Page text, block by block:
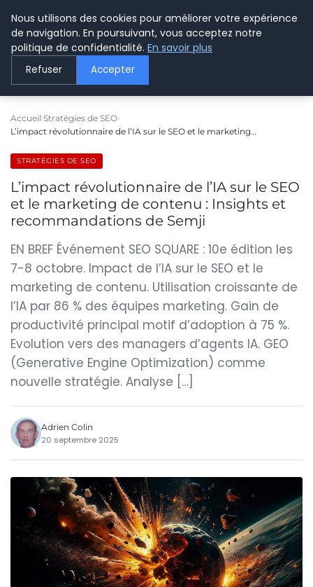
LE WEBMARKETING
Accueil Stratégies de SEO
L’impact révolutionnaire de l’IA sur le SEO et le marketing…
STRATÉGIES DE SEO
L’impact révolutionnaire de l’IA sur le SEO
et le marketing de contenu : Insights et
recommandations de Semji
EN BREF Événement SEO SQUARE : 10e édition les
7-8 octobre. Impact de l’IA sur le SEO et le
marketing de contenu. Utilisation croissante de
l’IA par 86 % des équipes marketing. Gain de
productivité principal motif d’adoption à 75 %.
Evolution vers des managers d’agents IA. GEO
(Generative Engine Optimization) comme
nouvelle stratégie. Analyse […]
Adrien Colin
20 septembre 2025
Nous utilisons des cookies pour améliorer votre expérience
de navigation. En poursuivant, vous acceptez notre
politique de confidentialité. En savoir plus
Refuser Accepter